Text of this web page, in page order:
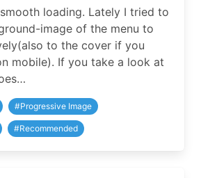
loading. Lately I tried to
image of the menu to
to the cover if you
mobile). If you take a look at
#Progressive Image
#Recommended